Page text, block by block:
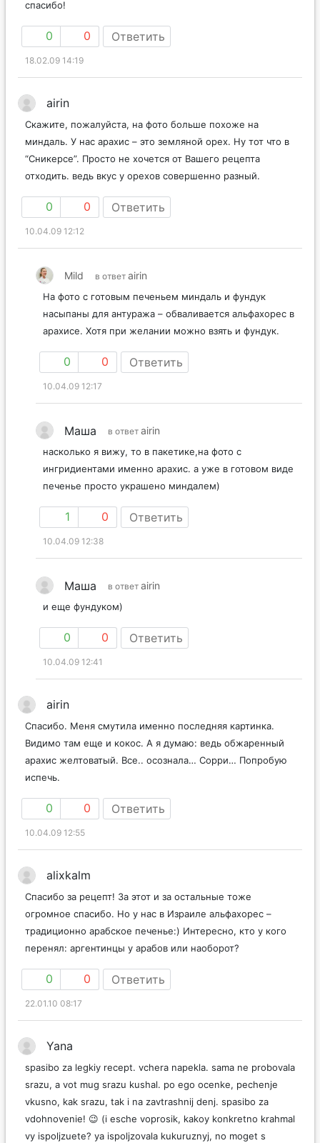
спасибо!
0 0 Ответить
18.02.09 14:19
airin
Скажите, пожалуйста, на фото больше похоже на
миндаль. У нас арахис – это земляной орех. Ну тот что в
“Сникерсе”. Просто не хочется от Вашего рецепта
отходить. ведь вкус у орехов совершенно разный.
0 0 Ответить
10.04.09 12:12
Mild в ответ airin
На фото с готовым печеньем миндаль и фундук
насыпаны для антуража – обваливается альфахорес в
арахисе. Хотя при желании можно взять и фундук.
0 0 Ответить
10.04.09 12:17
Маша в ответ airin
насколько я вижу, то в пакетике,на фото с
ингридиентами именно арахис. а уже в готовом виде
печенье просто украшено миндалем)
1 0 Ответить
10.04.09 12:38
Маша в ответ airin
и еще фундуком)
0 0 Ответить
10.04.09 12:41
airin
Спасибо. Меня смутила именно последняя картинка.
Видимо там еще и кокос. А я думаю: ведь обжаренный
арахис желтоватый. Все.. осознала… Сорри… Попробую
испечь.
0 0 Ответить
10.04.09 12:55
alixkalm
Спасибо за рецепт! За этот и за остальные тоже
огромное спасибо. Но у нас в Израиле альфахорес –
традиционно арабское печенье:) Интересно, кто у кого
перенял: аргентинцы у арабов или наоборот?
0 0 Ответить
22.01.10 08:17
Yana
spasibo za legkiy recept. vchera napekla. sama ne probovala
srazu, a vot mug srazu kushal. po ego ocenke, pechenje
vkusno, kak srazu, tak i na zavtrashnij denj. spasibo za
vdohnovenie! 😉 (i esche voprosik, kakoy konkretno krahmal
vy ispoljzuete? ya ispoljzovala kukuruznyj, no moget s